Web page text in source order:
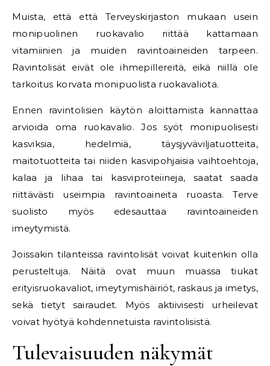
Muista, että että Terveyskirjaston mukaan usein
monipuolinen ruokavalio riittää kattamaan
vitamiinien ja muiden ravintoaineiden tarpeen.
Ravintolisät eivät ole ihmepillereitä, eikä niillä ole
tarkoitus korvata monipuolista ruokavaliota.
Ennen ravintolisien käytön aloittamista kannattaa
arvioida oma ruokavalio. Jos syöt monipuolisesti
kasviksia, hedelmiä, täysjyväviljatuotteita,
maitotuotteita tai niiden kasvipohjaisia vaihtoehtoja,
kalaa ja lihaa tai kasviproteiineja, saatat saada
riittävästi useimpia ravintoaineita ruoasta. Terve
suolisto myös edesauttaa ravintoaineiden
imeytymistä.
Joissakin tilanteissa ravintolisät voivat kuitenkin olla
perusteltuja. Näitä ovat muun muassa tiukat
erityisruokavaliot, imeytymishäiriöt, raskaus ja imetys,
sekä tietyt sairaudet. Myös aktiivisesti urheilevat
voivat hyötyä kohdennetuista ravintolisistä.
Tulevaisuuden näkymät